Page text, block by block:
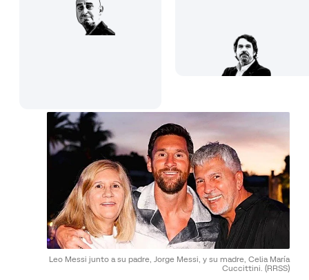
Leo Messi junto a su padre, Jorge Messi, y su madre, Celia María
Cuccittini. (RRSS)